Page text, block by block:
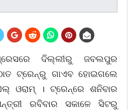
ଦିଲ୍ଲୀରୁ ଜବଲପୁର
ଟ୍ରେନ୍ରୁ ଗାଏବ ହୋଇଗଲେ
ଓରାମ୍ । ଟ୍ରେନ୍ରେ ଶନିବାର
ରବିବାର ସକାଳେ ସିଟରୁ